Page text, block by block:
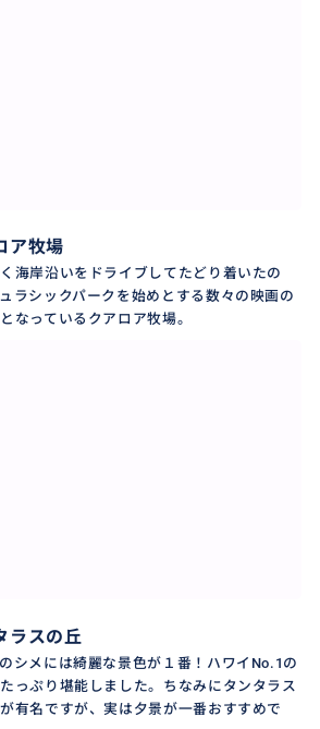
ア牧場
海岸沿いをドライブしてたどり着いたの
ラシックパークを始めとする数々の映画の
なっているクアロア牧場。
ラスの丘
シメには綺麗な景色が１番！ハワイNo.1の
っぷり堪能しました。ちなみにタンタラス
有名ですが、実は夕景が一番おすすめで